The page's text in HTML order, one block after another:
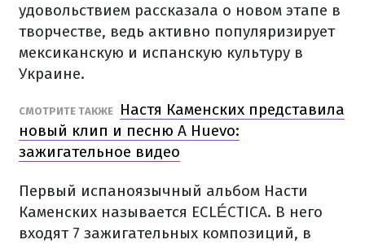
удовольствием рассказала о новом этапе в
творчестве, ведь активно популяризирует
мексиканскую и испанскую культуру в
Украине.
СМОТРИТЕ ТАКЖЕ
Настя Каменских представила
новый клип и песню A Huevo:
зажигательное видео
Первый испаноязычный альбом Насти
Каменских называется ECLÉCTICA. В него
входят 7 зажигательных композиций, в